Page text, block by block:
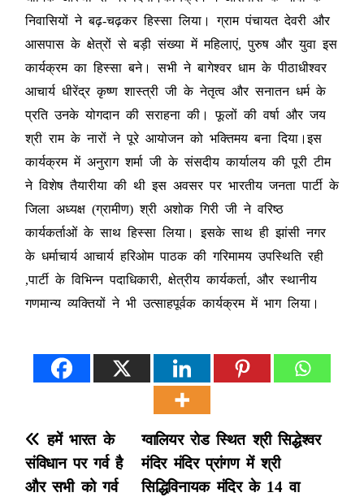
निवासियों ने बढ़-चढ़कर हिस्सा लिया। ग्राम पंचायत देवरी और
आसपास के क्षेत्रों से बड़ी संख्या में महिलाएं, पुरुष और युवा इस
कार्यक्रम का हिस्सा बने। सभी ने बागेश्वर धाम के पीठाधीश्वर
आचार्य धीरेंद्र कृष्ण शास्त्री जी के नेतृत्व और सनातन धर्म के
प्रति उनके योगदान की सराहना की। फूलों की वर्षा और जय
श्री राम के नारों ने पूरे आयोजन को भक्तिमय बना दिया।इस
कार्यक्रम में अनुराग शर्मा जी के संसदीय कार्यालय की पूरी टीम
ने विशेष तैयारीया की थी इस अवसर पर भारतीय जनता पार्टी के
जिला अध्यक्ष (ग्रामीण) श्री अशोक गिरी जी ने वरिष्ठ
कार्यकर्ताओं के साथ हिस्सा लिया। इसके साथ ही झांसी नगर
के धर्माचार्य आचार्य हरिओम पाठक की गरिमामय उपस्थिति रही
,पार्टी के विभिन्न पदाधिकारी, क्षेत्रीय कार्यकर्ता, और स्थानीय
गणमान्य व्यक्तियों ने भी उत्साहपूर्वक कार्यक्रम में भाग लिया।
P
o
ग्वालियर रोड स्थित श्री सिद्धेश्वर
मंदिर मंदिर प्रांगण में श्री
सिद्धिविनायक मंदिर के 14 वा
हमें भारत के
संविधान पर गर्व है
और सभी को गर्व